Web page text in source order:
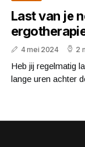
Last van je
4 mei 2024 2
Heb jij regelmatig
lange uren achter